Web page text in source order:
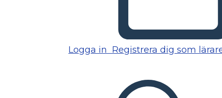
Logga in Registrera dig som